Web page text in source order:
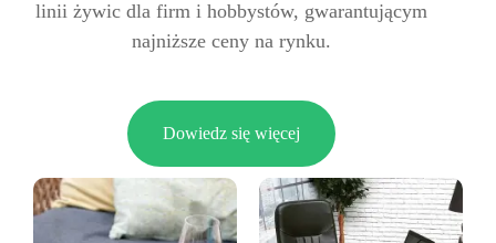
linii żywic dla firm i hobbystów, gwarantującym
najniższe ceny na rynku.
Dowiedz się więcej